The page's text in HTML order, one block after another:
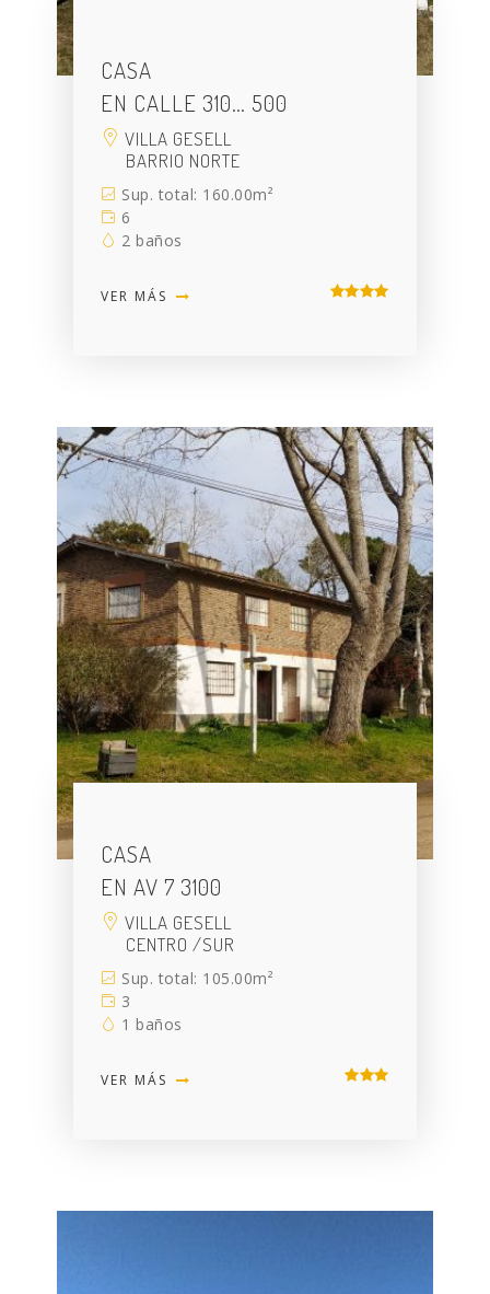
CASA
EN CALLE 310… 500
VILLA GESELL
BARRIO NORTE
Sup. total: 160.00m²
6
2 baños
VER MÁS
CASA
EN AV 7 3100
VILLA GESELL
CENTRO /SUR
Sup. total: 105.00m²
3
1 baños
VER MÁS